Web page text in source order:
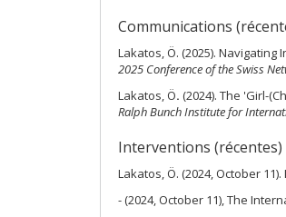
Communications
Lakatos, Ö. (2025).
2025 Conference of the Swiss
Lakatos, Ö. (2024). The 'Girl-
Ralph Bunch Institute for
Interventions (récentes)
Lakatos, Ö. (2024, October
- (2024, October 11), The